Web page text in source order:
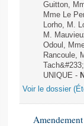
Guitton,
Mme Le
Lorho, M.
M.
Odoul,
Rancoule,
UNIQUE -
Voir le dossier